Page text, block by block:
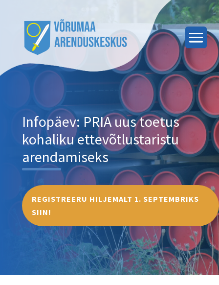
Infopäev: PRIA uus toetus
kohaliku ettevõtlustaristu
arendamiseks
REGISTREERU HILJEMALT 1. SEPTEMBRIKS
SIIN!